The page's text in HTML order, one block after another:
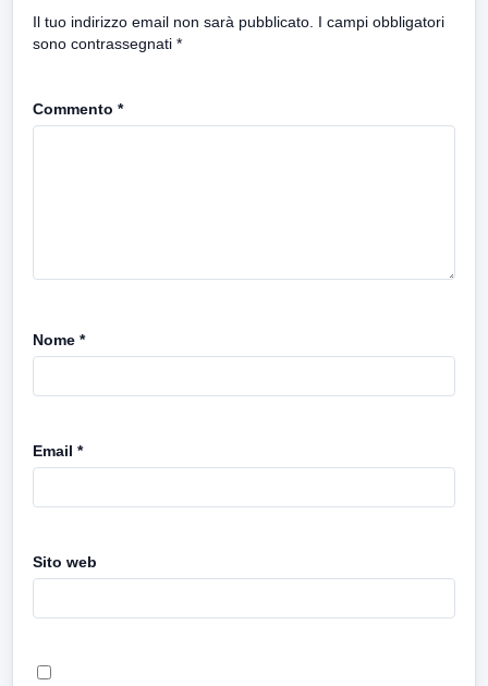
Il tuo indirizzo email non sarà pubblicato. I campi obbligatori
sono contrassegnati *
Commento *
Nome *
Email *
Sito web